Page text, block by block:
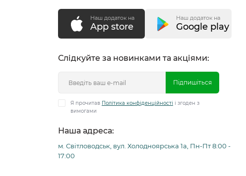
Наш додаток на
App store
Наш додаток на
Google play
Слідкуйте за новинками та акціями:
Підпишіться
Я прочитав Політика конфіденційності і згоден з
вимогами
Наша адреса:
м. Світловодськ, вул. Холодноярська 1а, Пн-Пт 8:00 -
17:00